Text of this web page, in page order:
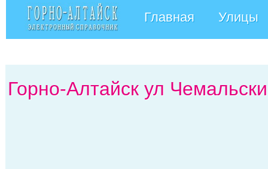
Главная Улицы
Горно-Алтайск ул